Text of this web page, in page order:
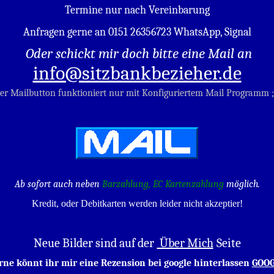
Termine nur nach Vereinbarung
Anfragen gerne an 0151 26356723 WhatsApp, Signal
Oder schickt mir doch bitte eine Mail an
info@sitzbankbezieher.de
Mailbutton funktioniert nur mit Konfiguriertem Mail Programm
Ab sofort auch neben Barzahlung, EC Kartenzahlung möglich.
Kredit, oder Debitkarten werden leider nicht akzeptier!
Neue Bilder sind auf der Über Mich Seite
könnt ihr mir eine Rezension bei google hinterlassen